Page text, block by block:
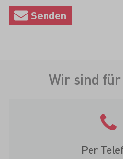
Wir sind
Per